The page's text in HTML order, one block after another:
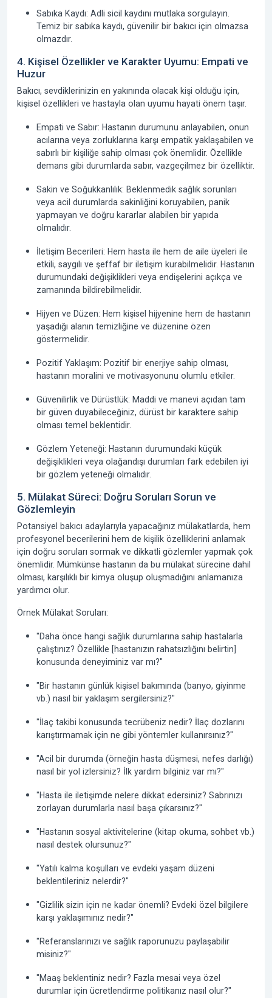
Sabıka Kaydı: Adli sicil kaydını mutlaka sorgulayın.
Temiz bir sabıka kaydı, güvenilir bir bakıcı için olmazsa
olmazdır.
4. Kişisel Özellikler ve Karakter Uyumu: Empati ve
Huzur
Bakıcı, sevdiklerinizin en yakınında olacak kişi olduğu için,
kişisel özellikleri ve hastayla olan uyumu hayati önem taşır.
Empati ve Sabır: Hastanın durumunu anlayabilen, onun
acılarına veya zorluklarına karşı empatik yaklaşabilen ve
sabırlı bir kişiliğe sahip olması çok önemlidir. Özellikle
demans gibi durumlarda sabır, vazgeçilmez bir özelliktir.
Sakin ve Soğukkanlılık: Beklenmedik sağlık sorunları
veya acil durumlarda sakinliğini koruyabilen, panik
yapmayan ve doğru kararlar alabilen bir yapıda
olmalıdır.
İletişim Becerileri: Hem hasta ile hem de aile üyeleri ile
etkili, saygılı ve şeffaf bir iletişim kurabilmelidir. Hastanın
durumundaki değişiklikleri veya endişelerini açıkça ve
zamanında bildirebilmelidir.
Hijyen ve Düzen: Hem kişisel hijyenine hem de hastanın
yaşadığı alanın temizliğine ve düzenine özen
göstermelidir.
Pozitif Yaklaşım: Pozitif bir enerjiye sahip olması,
hastanın moralini ve motivasyonunu olumlu etkiler.
Güvenilirlik ve Dürüstlük: Maddi ve manevi açıdan tam
bir güven duyabileceğiniz, dürüst bir karaktere sahip
olması temel beklentidir.
Gözlem Yeteneği: Hastanın durumundaki küçük
değişiklikleri veya olağandışı durumları fark edebilen iyi
bir gözlem yeteneği olmalıdır.
5. Mülakat Süreci: Doğru Soruları Sorun ve
Gözlemleyin
Potansiyel bakıcı adaylarıyla yapacağınız mülakatlarda, hem
profesyonel becerilerini hem de kişilik özelliklerini anlamak
için doğru soruları sormak ve dikkatli gözlemler yapmak çok
önemlidir. Mümkünse hastanın da bu mülakat sürecine dahil
olması, karşılıklı bir kimya oluşup oluşmadığını anlamanıza
yardımcı olur.
Örnek Mülakat Soruları:
"Daha önce hangi sağlık durumlarına sahip hastalarla
çalıştınız? Özellikle [hastanızın rahatsızlığını belirtin]
konusunda deneyiminiz var mı?"
"Bir hastanın günlük kişisel bakımında (banyo, giyinme
vb.) nasıl bir yaklaşım sergilersiniz?"
"İlaç takibi konusunda tecrübeniz nedir? İlaç dozlarını
karıştırmamak için ne gibi yöntemler kullanırsınız?"
"Acil bir durumda (örneğin hasta düşmesi, nefes darlığı)
nasıl bir yol izlersiniz? İlk yardım bilginiz var mı?"
"Hasta ile iletişimde nelere dikkat edersiniz? Sabrınızı
zorlayan durumlarla nasıl başa çıkarsınız?"
"Hastanın sosyal aktivitelerine (kitap okuma, sohbet vb.)
nasıl destek olursunuz?"
"Yatılı kalma koşulları ve evdeki yaşam düzeni
beklentileriniz nelerdir?"
"Gizlilik sizin için ne kadar önemli? Evdeki özel bilgilere
karşı yaklaşımınız nedir?"
"Referanslarınızı ve sağlık raporunuzu paylaşabilir
misiniz?"
"Maaş beklentiniz nedir? Fazla mesai veya özel
durumlar için ücretlendirme politikanız nasıl olur?"